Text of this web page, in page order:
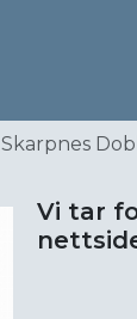
Skarpnes
Vi tar